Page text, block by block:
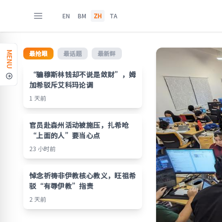
EN BM ZH TA
MENU 最抢眼 最话题 最新鲜
“骗穆斯林钱却不说是敛财”，姆
加希驳斥艾科玛论调
1 天前
官员赴森州活动被施压，扎希呛
“上面的人”要当心点
23 小时前
悼念祈祷非伊教核心教义，旺祖希
驳“有辱伊教”指责
2 天前